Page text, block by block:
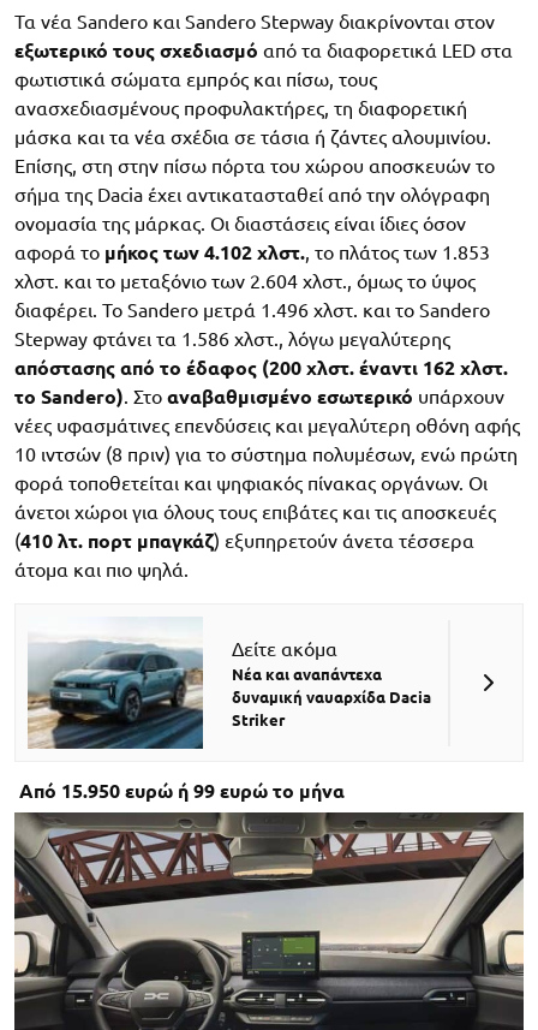
Τα νέα Sandero και Sandero Stepway διακρίνονται στον
εξωτερικό τους σχεδιασμό από τα διαφορετικά LED στα
φωτιστικά σώματα εμπρός και πίσω, τους
ανασχεδιασμένους προφυλακτήρες, τη διαφορετική
μάσκα και τα νέα σχέδια σε τάσια ή ζάντες αλουμινίου.
Επίσης, στη στην πίσω πόρτα του χώρου αποσκευών το
σήμα της Dacia έχει αντικατασταθεί από την ολόγραφη
ονομασία της μάρκας. Οι διαστάσεις είναι ίδιες όσον
αφορά το μήκος των 4.102 χλστ., το πλάτος των 1.853
χλστ. και το μεταξόνιο των 2.604 χλστ., όμως το ύψος
διαφέρει. Το Sandero μετρά 1.496 χλστ. και το Sandero
Stepway φτάνει τα 1.586 χλστ., λόγω μεγαλύτερης
απόστασης από το έδαφος (200 χλστ. έναντι 162 χλστ.
το Sandero). Στο αναβαθμισμένο εσωτερικό υπάρχουν
νέες υφασμάτινες επενδύσεις και μεγαλύτερη οθόνη αφής
10 ιντσών (8 πριν) για το σύστημα πολυμέσων, ενώ πρώτη
φορά τοποθετείται και ψηφιακός πίνακας οργάνων. Οι
άνετοι χώροι για όλους τους επιβάτες και τις αποσκευές
(410 λτ. πορτ μπαγκάζ) εξυπηρετούν άνετα τέσσερα
άτομα και πιο ψηλά.
Δείτε ακόμα
Νέα και αναπάντεχα
δυναμική ναυαρχίδα Dacia
Striker
Από 15.950 ευρώ ή 99 ευρώ το μήνα